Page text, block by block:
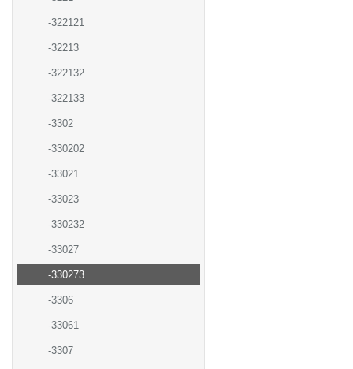
-322121
-32213
-322132
-322133
-3302
-330202
-33021
-33023
-330232
-33027
-330273
-3306
-33061
-3307